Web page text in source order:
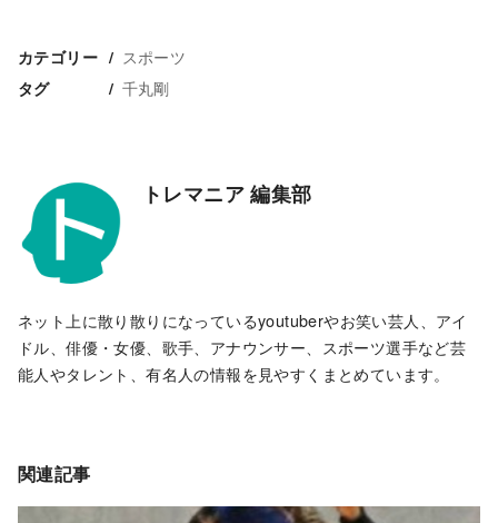
カテゴリー スポーツ
タグ 千丸剛
トレマニア 編集部
ネット上に散り散りになっているyoutuberやお笑い芸人、アイ
ドル、俳優・女優、歌手、アナウンサー、スポーツ選手など芸
能人やタレント、有名人の情報を見やすくまとめています。
関連記事